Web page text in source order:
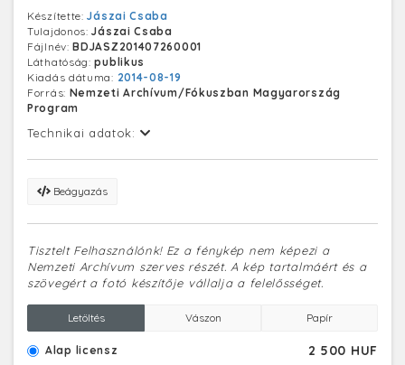
Készítette:Jászai Csaba
Tulajdonos:Jászai Csaba
Fájlnév:BDJASZ201407260001
Láthatóság:publikus
Kiadás dátuma: 2014-08-19
Forrás: Nemzeti Archívum/Fókuszban Magyarország
Program
Technikai adatok:
Beágyazás
Tisztelt Felhasználónk! Ez a fénykép nem képezi a
Nemzeti Archívum szerves részét. A kép tartalmáért és a
szövegért a fotó készítője vállalja a felelősséget.
Letöltés Vászon Papír
Alap licensz 2 500 HUF